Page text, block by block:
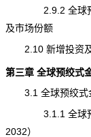
2.9.2 全球预绞
及市场份额
2.10 新增投资及
第三章 全球预绞式
3.1 全球预绞式金
3.1.1 全球预绞
2032）